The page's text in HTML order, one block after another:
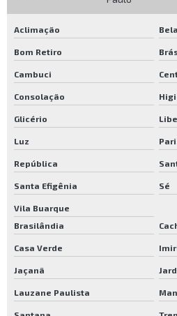
Verniz loba
Verniz para assoalho
Verniz para piso de madeira base água
Verniz para piso de madeira loba
Verniz para piso de taco
Verniz para taco
Verniz para tacos de madeira
Verniz poliuretano para piso de madeira
Verniz pu para assoalho de madeira
Verniz pu para piso de madeira
Empresa que restaura piso de madeira
Resina para aplicar em madeira
Aclimação
Bom Retiro
Cambuci
Consolação
Glicério
Luz Pari
República
Santa Efigênia Sé
Vila Buarque
Brasilândia
Casa Verde
Jaçanã
Lauzane Paulista